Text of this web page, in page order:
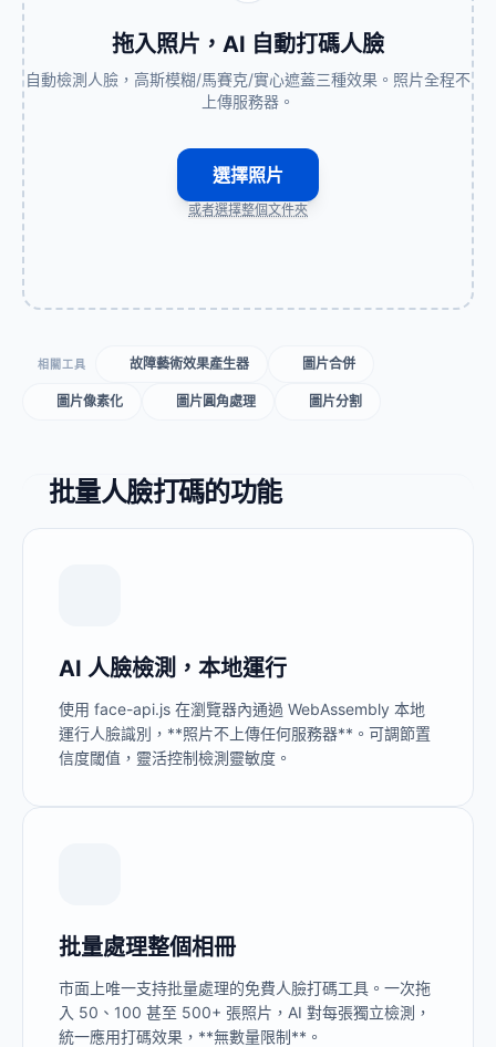
拖入照片，AI 自動打碼人臉
自動檢測人臉，高斯模糊/馬賽克/實心遮蓋三種效果。照片全程不
上傳服務器。
選擇照片
或者選擇整個文件夾
相關工具 故障藝術效果產生器 圖片合併
圖片像素化 圖片圓角處理 圖片分割
批量人臉打碼的功能
AI 人臉檢測，本地運行
使用 face-api.js 在瀏覽器內通過 WebAssembly 本地
運行人臉識別，**照片不上傳任何服務器**。可調節置
信度閾值，靈活控制檢測靈敏度。
批量處理整個相冊
市面上唯一支持批量處理的免費人臉打碼工具。一次拖
入 50、100 甚至 500+ 張照片，AI 對每張獨立檢測，
統一應用打碼效果，**無數量限制**。